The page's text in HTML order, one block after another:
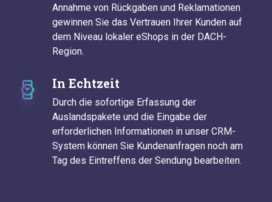
Annahme von Rückgaben und Reklamationen
gewinnen Sie das Vertrauen Ihrer Kunden auf
dem Niveau lokaler eShops in der DACH-
Region.
In Echtzeit
Durch die sofortige Erfassung der
Auslandspakete und die Eingabe der
erforderlichen Informationen in unser CRM-
System können Sie Kundenanfragen noch am
Tag des Eintreffens der Sendung bearbeiten.